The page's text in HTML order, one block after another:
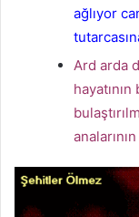
ağlıyor
Ard arda